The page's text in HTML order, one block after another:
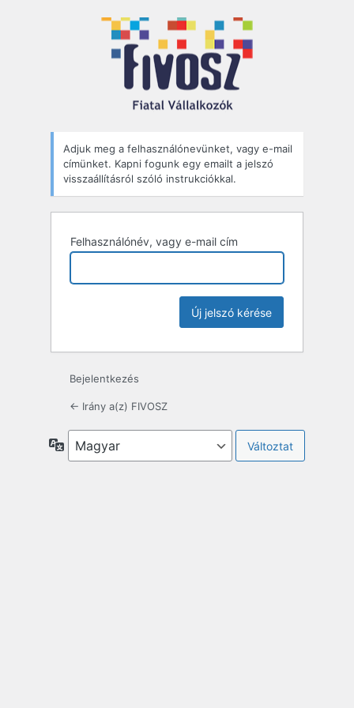
Adjuk meg a felhasználónevünket, vagy e-mail
címünket. Kapni fogunk egy emailt a jelszó
visszaállításról szóló instrukciókkal.
Felhasználónév, vagy e-mail cím
Bejelentkezés
← Irány a(z) FIVOSZ
Nyelv